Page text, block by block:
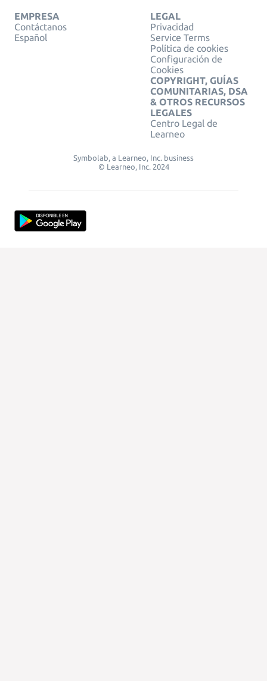
EMPRESA
Contáctanos
Español
LEGAL
Privacidad
Service Terms
Política de cookies
Configuración de
Cookies
COPYRIGHT, GUÍAS
COMUNITARIAS, DSA
& OTROS RECURSOS
LEGALES
Centro Legal de
Learneo
Symbolab, a Learneo, Inc. business
© Learneo, Inc. 2024